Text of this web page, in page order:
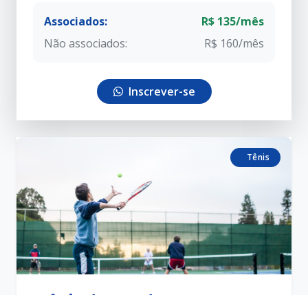
Associados:
R$ 135/mês
Não associados:
R$ 160/mês
Inscrever-se
Tênis